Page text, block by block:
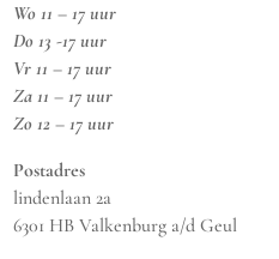
Wo 11 – 17 uur
Do 13 -17 uur
Vr 11 – 17 uur
Za 11 – 17 uur
Zo 12 – 17 uur
Postadres
lindenlaan 2a
6301 HB Valkenburg a/d Geul